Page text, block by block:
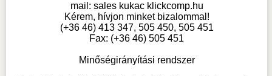
mail: sales kukac klickcomp.hu
Kérem, hívjon minket bizalommal!
(+36 46) 413 347, 505 450, 505 451
Fax: (+36 46) 505 451
Minőségirányítási rendszer